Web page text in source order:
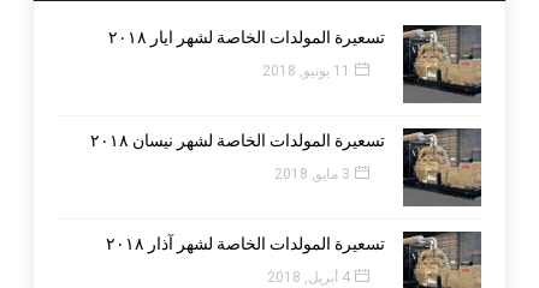
تسعيرة المولدات الخاصة لشهر ايار ٢٠١٨
11 يونيو, 2018
تسعيرة المولدات الخاصة لشهر نيسان ٢٠١٨
3 مايو, 2018
تسعيرة المولدات الخاصة لشهر آذار ٢٠١٨
4 أبريل, 2018